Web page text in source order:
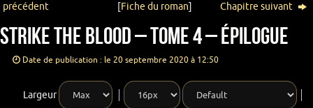
précédent
[Fiche du roman] Chapitre suivant
Strike the Blood – Tome 4 – Épilogue
Date de publication : le 20 septembre 2020 à 12:50
Largeur